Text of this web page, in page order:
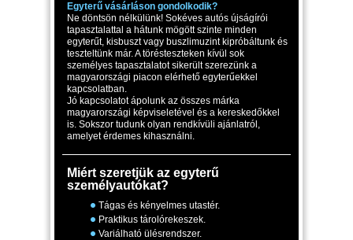
Egyterű vásárláson gondolkodik?
Ne döntsön nélkülünk! Sokéves autós újságírói
tapasztalattal a hátunk mögött szinte minden
egyterűt, kisbuszt vagy buszlimuzint kipróbáltunk és
teszteltünk már. A törésteszteken kívül sok
személyes tapasztalatot sikerült szerezünk a
magyarországi piacon elérhető egyterűekkel
kapcsolatban.
Jó kapcsolatot ápolunk az összes márka
magyarországi képviseletével és a kereskedőkkel
is. Sokszor tudunk olyan rendkívüli ajánlatról,
amelyet érdemes kihasználni.
Miért szeretjük az egyterű
személyautókat?
Tágas és kényelmes utastér.
Praktikus tárolórekeszek.
Variálható ülésrendszer.